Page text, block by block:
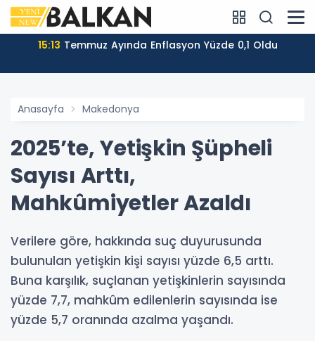
15:13 Temmuz Ayında Enflasyon Yüzde 0,1 Oldu
Anasayfa Makedonya
2025’te, Yetişkin Şüpheli
Sayısı Arttı,
Mahkûmiyetler Azaldı
Verilere göre, hakkında suç duyurusunda
bulunulan yetişkin kişi sayısı yüzde 6,5 arttı.
Buna karşılık, suçlanan yetişkinlerin sayısında
yüzde 7,7, mahkûm edilenlerin sayısında ise
yüzde 5,7 oranında azalma yaşandı.